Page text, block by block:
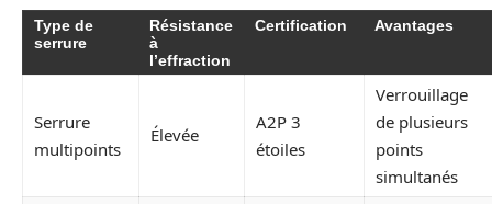
Type de
serrure
Résistance
à
l’effraction
Certification Avantages
Serrure
multipoints
Élevée
A2P 3
étoiles
Verrouillage
de plusieurs
points
simultanés